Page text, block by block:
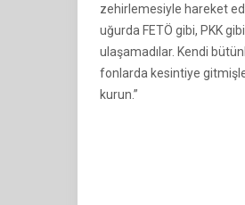
zehirlemesiyle hareket
uğurda FETÖ gibi, PKK
ulaşamadılar. Kendi
fonlarda kesintiye
kurun.”